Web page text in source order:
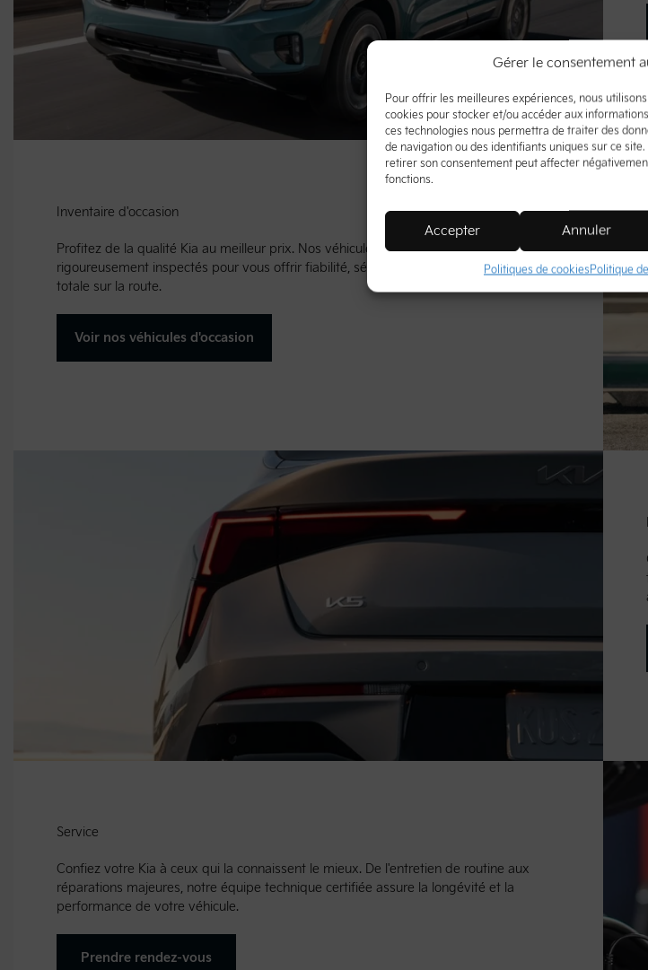
Gérer le consentement
Pour offrir les meilleures expériences, nous
cookies pour stocker et/ou accéder aux
ces technologies nous permettra de traiter des
de navigation ou des identifiants uniques sur ce
retirer son consentement peut affecter
fonctions.
Accepter Annuler
Politiques de cookiesPolitique
Inventaire d'occasion
Profitez de la qualité Kia au meilleur prix. Nos véhicules d’occasion sont
rigoureusement inspectés pour vous offrir fiabilité, sécurité et une tranquillité d’esprit
totale sur la route.
Voir nos véhicules d'occasion
Service
Confiez votre Kia à ceux qui la connaissent le mieux. De l'entretien de routine aux
réparations majeures, notre équipe technique certifiée assure la longévité et la
performance de votre véhicule.
Prendre rendez-vous